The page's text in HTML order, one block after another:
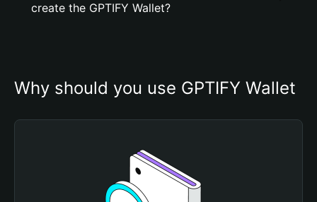
create the GPTIFY Wallet?
Why should you use GPTIFY Wallet